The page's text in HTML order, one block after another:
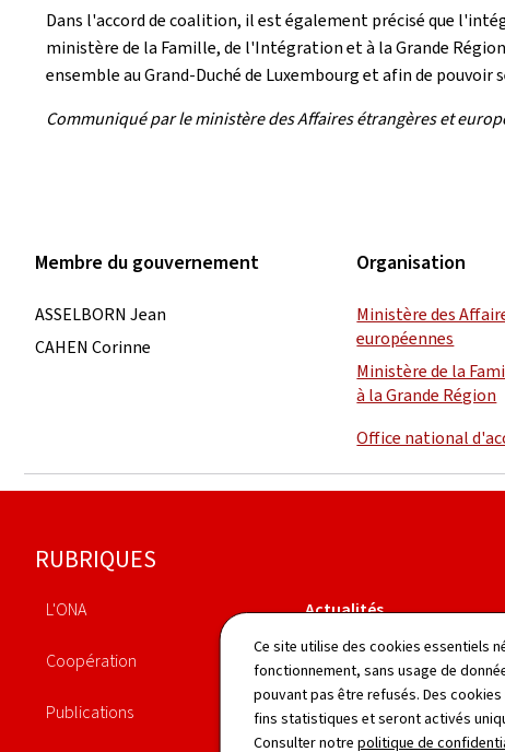
Ce site utilise des cookies essentiels
fonctionnement, sans usage de
pouvant pas être refusés. Des
fins statistiques et seront activés
Consulter notre politique de
Dans l'accord de coalition, il est également précisé que
ministère de la Famille, de l'Intégration et à la Grande
ensemble au Grand-Duché de Luxembourg et afin de
Communiqué par le ministère des Affaires étrangères et
Membre du gouvernement
ASSELBORN Jean
CAHEN Corinne
Organisation
Ministère des
européennes
Ministère de la
à la Grande Région
Office national
Pied
de
RUBRIQUES
L'ONA
Coopération
Publications
Actualités
Législation
Annuaire